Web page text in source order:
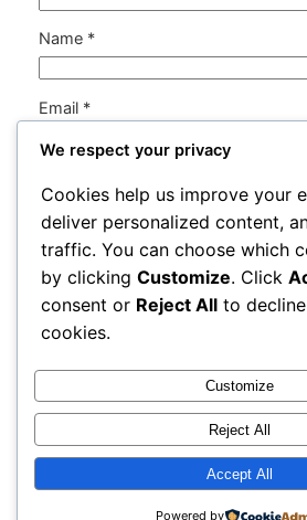
Name *
Email *
Save my name, email, and
for the next time I comment.
X
Veggie
We respect your privacy
Cookies help us improve your
deliver personalized content,
traffic. You can choose which
by clicking Customize. Click
consent or Reject All to
cookies.
Customize
Reject All
Accept All
Powered by